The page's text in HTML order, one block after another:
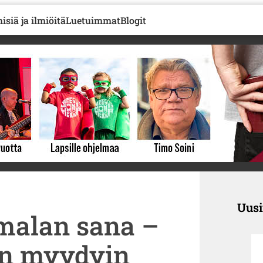
ja ilmiöitäLuetuimmatBlogit
sana –
myydyin